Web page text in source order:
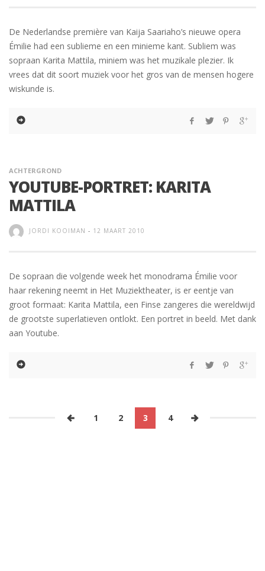
De Nederlandse première van Kaija Saariaho’s nieuwe opera
Émilie had een sublieme en een minieme kant. Subliem was
sopraan Karita Mattila, miniem was het muzikale plezier. Ik
vrees dat dit soort muziek voor het gros van de mensen hogere
wiskunde is.
ACHTERGROND
YOUTUBE-PORTRET: KARITA
MATTILA
JORDI KOOIMAN - 12 MAART 2010
De sopraan die volgende week het monodrama Émilie voor
haar rekening neemt in Het Muziektheater, is er eentje van
groot formaat: Karita Mattila, een Finse zangeres die wereldwijd
de grootste superlatieven ontlokt. Een portret in beeld. Met dank
aan Youtube.
1 2 3 4